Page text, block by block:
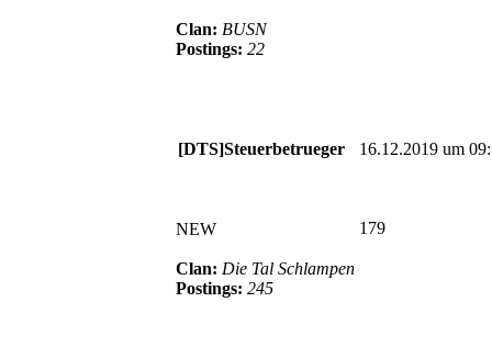
Clan: BUSN
Postings: 22
[DTS]Steuerbetrueger 16.12.2019 um
NEW
Clan: Die Tal Schlampen
Postings: 245
179